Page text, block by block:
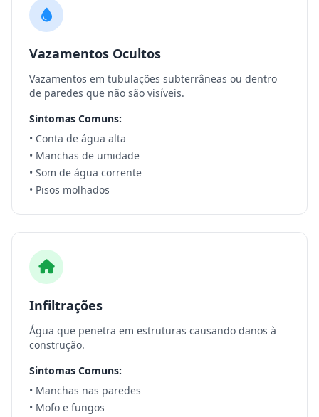
Vazamentos Ocultos
Vazamentos em tubulações subterrâneas ou dentro
de paredes que não são visíveis.
Sintomas Comuns:
• Conta de água alta
• Manchas de umidade
• Som de água corrente
• Pisos molhados
Infiltrações
Água que penetra em estruturas causando danos à
construção.
Sintomas Comuns:
• Manchas nas paredes
• Mofo e fungos